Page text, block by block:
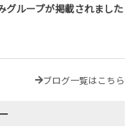
グループが掲載されました
ブログ一覧はこちら